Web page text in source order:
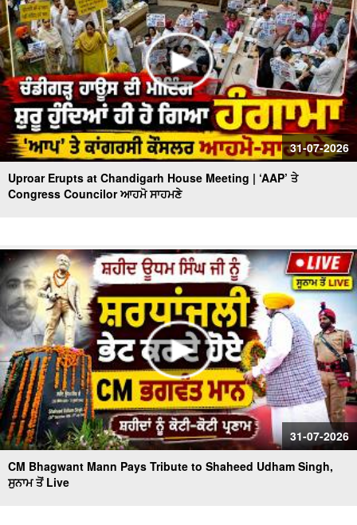
31-07-2026
Uproar Erupts at Chandigarh House Meeting | ‘AAP’ ਤੇ
Congress Councilor ਆਹਮੋ ਸਾਹਮਣੇ
31-07-2026
CM Bhagwant Mann Pays Tribute to Shaheed Udham Singh,
ਸੁਨਾਮ ਤੋਂ Live